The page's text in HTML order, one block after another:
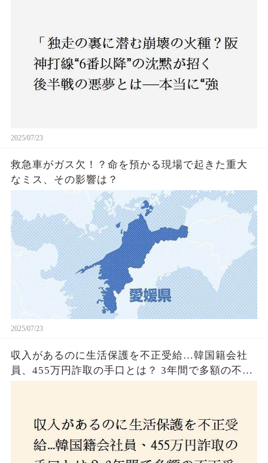
2025/07/23
救急車がガス欠！？命を預かる現場で起きた重大
なミス、その影響は？
2025/07/23
収入があるのに生活保護を不正受給…韓国籍会社
員、455万円詐取の手口とは？ 3年間で多額の不正